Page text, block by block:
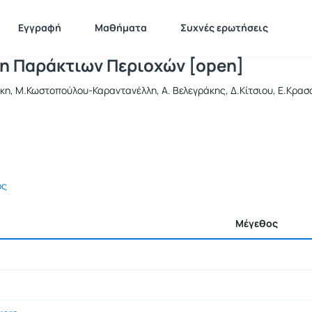
Εγγραφή Μαθήματα Συχνές ερωτήσεις
Διαχείριση Παράκτιων Περιοχών [open] Έγγραφα
Παράκτιων Περιοχών [open]
Παράκτιων Περιοχών [open]
Μ.Κωστοπούλου-Καραντανέλλη, Α. Βελεγράκης, Δ.Κίτσιου,
Μέγεθος